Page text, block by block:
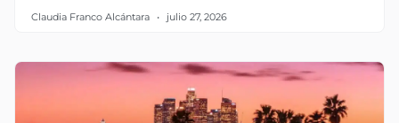
Claudia Franco Alcántara julio 27, 2026